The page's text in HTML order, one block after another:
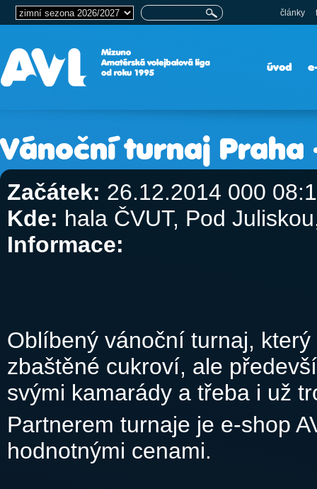
články
úvod
Vánoční turnaj Praha
Začátek: 26.12.2014 000
Kde: hala ČVUT, Pod
Informace:
Oblíbený vánoční turnaj,
zbaštěné cukroví, ale
svými kamarády a třeba i už
Partnerem turnaje je e-shop
hodnotnými cenami.